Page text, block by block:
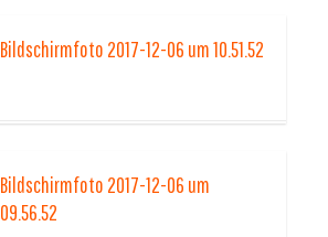
Bildschirmfoto 2017-12-06 um 10.51.52
Bildschirmfoto 2017-12-06 um
09.56.52